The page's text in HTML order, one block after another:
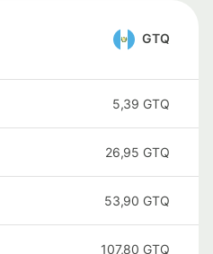
GTQ
5,39 GTQ
26,95 GTQ
53,90 GTQ
107,80 GTQ